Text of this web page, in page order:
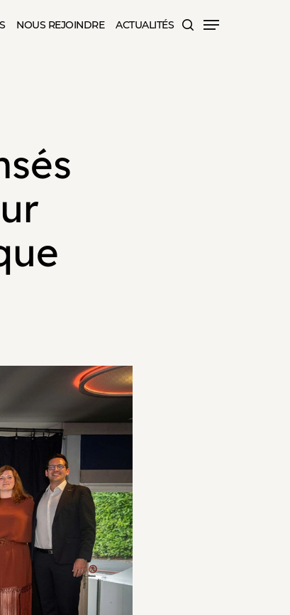
NOUS REJOINDRE ACTUALITÉS search
Menu